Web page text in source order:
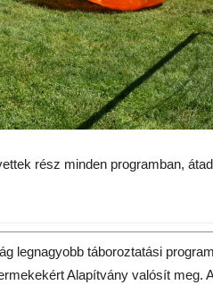
rész minden programban,
legnagyobb táboroztatási
Alapítvány valósít meg.